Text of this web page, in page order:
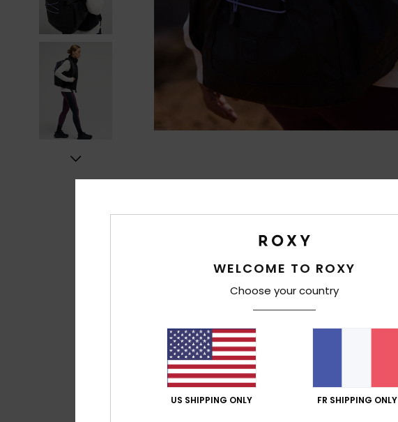
WELCOME TO ROXY
Choose your country
US SHIPPING ONLY FR SHIPPING ONLY